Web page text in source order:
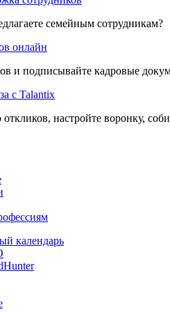
семейным сотрудникам?
онлайн
и подписывайте кадровые
с Talantix
настройте воронку,
календарь